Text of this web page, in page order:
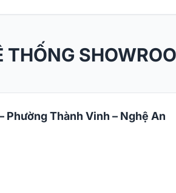
THỐNG
Phường Thành Vinh – Nghệ An